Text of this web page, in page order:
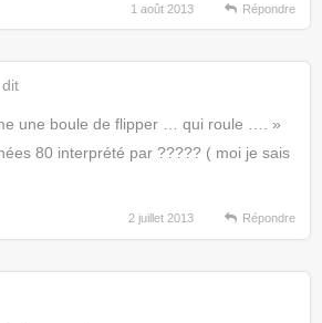
1 août 2013 Répondre
dit
une boule de flipper … qui roule …. »
80 interprété par ????? ( moi je sais
2 juillet 2013 Répondre